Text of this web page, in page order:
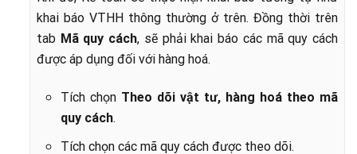
khai báo VTHH thông thường ở trên. Đồng thời trên
tab Mã quy cách, sẽ phải khai báo các mã quy cách
được áp dụng đối với hàng hoá.
Tích chọn Theo dõi vật tư, hàng hoá theo mã
quy cách.
Tích chọn các mã quy cách được theo dõi.